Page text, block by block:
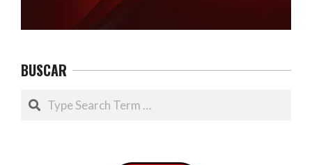
BUSCAR
Search